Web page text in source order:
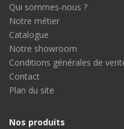
Qui sommes-nous ?
Notre métier
Catalogue
Notre showroom
Conditions générales de
Contact
Plan du site
Nos produits